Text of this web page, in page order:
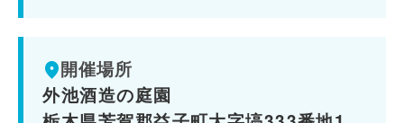
開催場所
外池酒造の庭園